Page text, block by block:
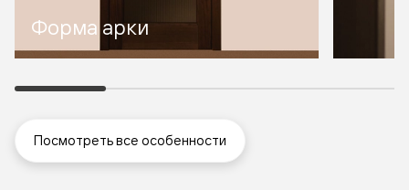
Форма арки
Посмотреть все особенности